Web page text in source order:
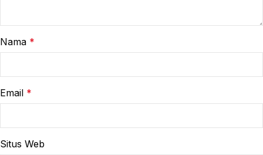
Nama *
Email *
Situs Web